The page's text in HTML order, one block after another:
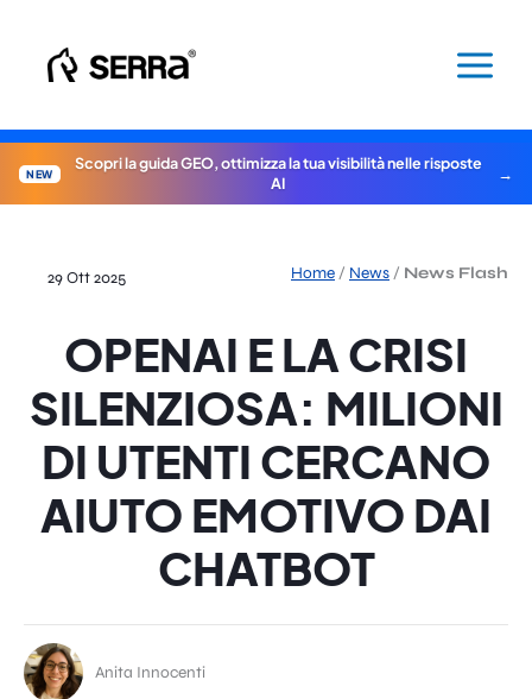
contenuto
NEW
Scopri la guida GEO, ottimizza la tua visibilità nelle risposte
AI
Home / News / News Flash
29 Ott 2025
OPENAI E LA CRISI
SILENZIOSA: MILIONI
DI UTENTI CERCANO
AIUTO EMOTIVO DAI
CHATBOT
Anita Innocenti